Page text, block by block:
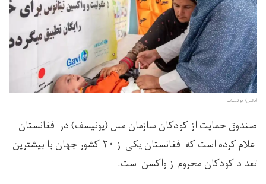
ایکس/ یونیسف
صندوق حمایت از کودکان سازمان ملل (یونیسف) در افغانستان
اعلام کرده است که افغانستان یکی از ۲۰ کشور جهان با بيشترين
تعداد کودکان محروم از واکسن است.